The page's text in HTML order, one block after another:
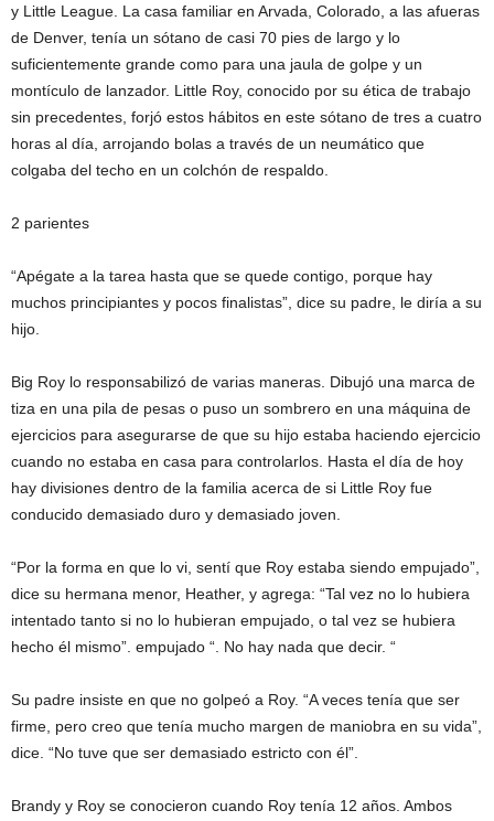
y Little League. La casa familiar en Arvada, Colorado, a las afueras
de Denver, tenía un sótano de casi 70 pies de largo y lo
suficientemente grande como para una jaula de golpe y un
montículo de lanzador. Little Roy, conocido por su ética de trabajo
sin precedentes, forjó estos hábitos en este sótano de tres a cuatro
horas al día, arrojando bolas a través de un neumático que
colgaba del techo en un colchón de respaldo.
2 parientes
“Apégate a la tarea hasta que se quede contigo, porque hay
muchos principiantes y pocos finalistas”, dice su padre, le diría a su
hijo.
Big Roy lo responsabilizó de varias maneras. Dibujó una marca de
tiza en una pila de pesas o puso un sombrero en una máquina de
ejercicios para asegurarse de que su hijo estaba haciendo ejercicio
cuando no estaba en casa para controlarlos. Hasta el día de hoy
hay divisiones dentro de la familia acerca de si Little Roy fue
conducido demasiado duro y demasiado joven.
“Por la forma en que lo vi, sentí que Roy estaba siendo empujado”,
dice su hermana menor, Heather, y agrega: “Tal vez no lo hubiera
intentado tanto si no lo hubieran empujado, o tal vez se hubiera
hecho él mismo”. empujado “. No hay nada que decir. “
Su padre insiste en que no golpeó a Roy. “A veces tenía que ser
firme, pero creo que tenía mucho margen de maniobra en su vida”,
dice. “No tuve que ser demasiado estricto con él”.
Brandy y Roy se conocieron cuando Roy tenía 12 años. Ambos